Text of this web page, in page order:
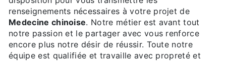
renseignements nécessaires à votre projet de
Medecine chinoise. Notre métier est avant tout
notre passion et le partager avec vous renforce
encore plus notre désir de réussir. Toute notre
équipe est qualifiée et travaille avec propreté et